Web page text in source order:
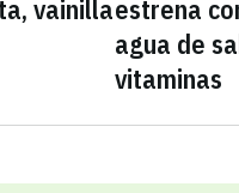
vainillaestrena
agua de
vitaminas